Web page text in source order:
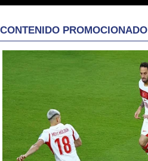
CONTENIDO PROMOCIONADO